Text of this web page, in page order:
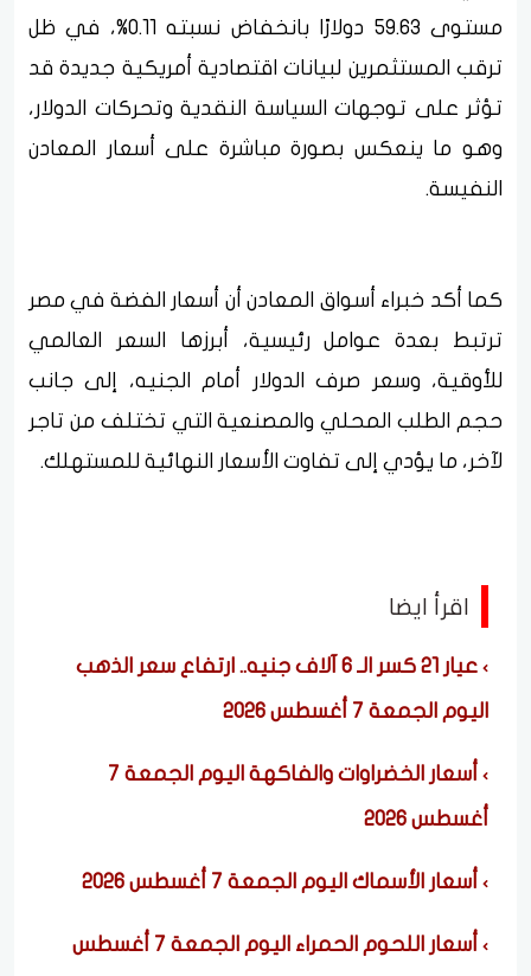
مستوى 59.63 دولارًا بانخفاض نسبته 0.11%، في ظل
ترقب المستثمرين لبيانات اقتصادية أمريكية جديدة قد
تؤثر على توجهات السياسة النقدية وتحركات الدولار،
وهو ما ينعكس بصورة مباشرة على أسعار المعادن
النفيسة.
كما أكد خبراء أسواق المعادن أن أسعار الفضة في مصر
ترتبط بعدة عوامل رئيسية، أبرزها السعر العالمي
للأوقية، وسعر صرف الدولار أمام الجنيه، إلى جانب
حجم الطلب المحلي والمصنعية التي تختلف من تاجر
لآخر، ما يؤدي إلى تفاوت الأسعار النهائية للمستهلك.
اقرأ ايضا
عيار 21 كسر الـ 6 آلاف جنيه.. ارتفاع سعر الذهب
اليوم الجمعة 7 أغسطس 2026
أسعار الخضراوات والفاكهة اليوم الجمعة 7
أغسطس 2026
أسعار الأسماك اليوم الجمعة 7 أغسطس 2026
أسعار اللحوم الحمراء اليوم الجمعة 7 أغسطس